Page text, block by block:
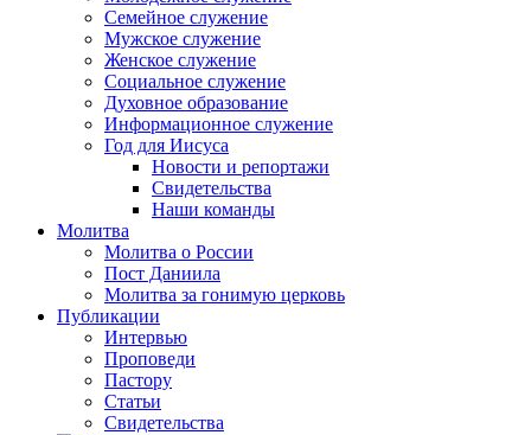
Семейное служение
Мужское служение
Женское служение
Социальное служение
Духовное образование
Информационное служение
Год для Иисуса
Новости и репортажи
Свидетельства
Наши команды
Молитва
Молитва о России
Пост Даниила
Молитва за гонимую церковь
Публикации
Интервью
Проповеди
Пастору
Статьи
Свидетельства